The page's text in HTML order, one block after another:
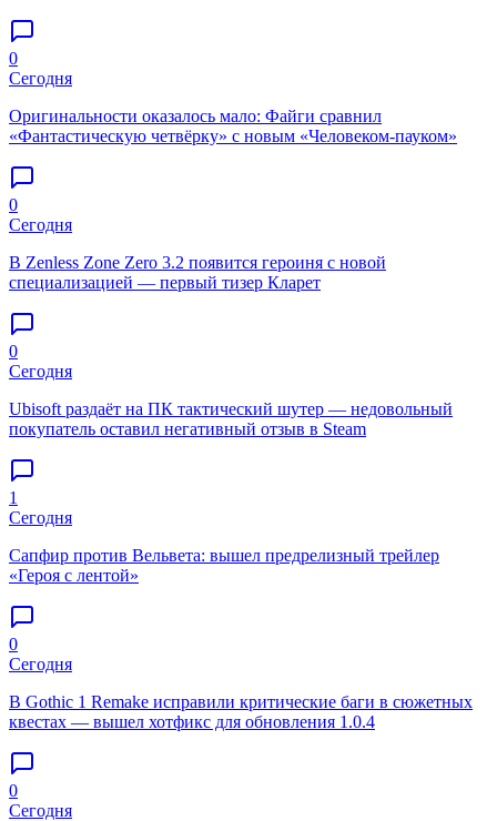
0
Сегодня
Оригинальности оказалось мало: Файги сравнил
«Фантастическую четвёрку» с новым «Человеком-пауком»
0
Сегодня
В Zenless Zone Zero 3.2 появится героиня с новой
специализацией — первый тизер Кларет
0
Сегодня
Ubisoft раздаёт на ПК тактический шутер — недовольный
покупатель оставил негативный отзыв в Steam
1
Сегодня
Сапфир против Вельвета: вышел предрелизный трейлер
«Героя с лентой»
0
Сегодня
В Gothic 1 Remake исправили критические баги в сюжетных
квестах — вышел хотфикс для обновления 1.0.4
0
Сегодня